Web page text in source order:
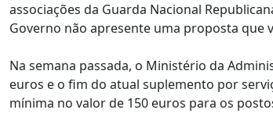
associações da Guarda Nacional
Governo não apresente uma proposta que
Na semana passada, o Ministério da
euros e o fim do atual suplemento por
mínima no valor de 150 euros para os